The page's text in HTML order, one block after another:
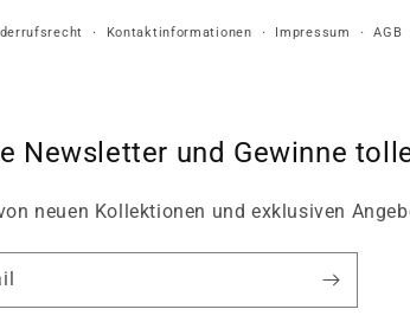
Kontaktinformationen Impressum AGB
Newsletter und Gewinne
neuen Kollektionen und exklusiven